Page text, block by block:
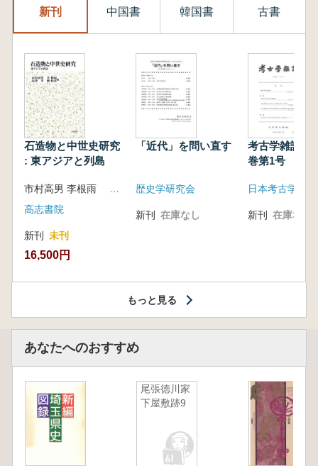
新刊 中国書 韓国書 古書
石造物と中世史研究
: 東アジアと列島
高志書院
新刊 未刊
16,500円
「近代」を問い直す
歴史学研究会
新刊 在庫なし
考古学雑誌
巻第1号
日本考古学会
新刊 在庫なし
もっと見る
あなたへのおすすめ
尾張徳川家
下屋敷跡9